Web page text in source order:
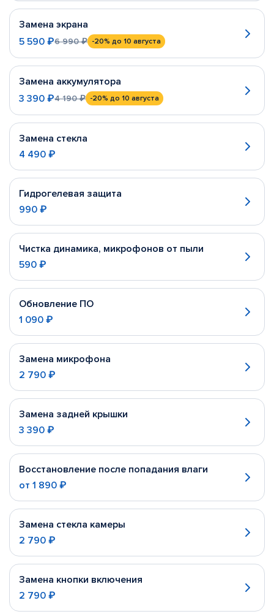
Замена экрана
5 590 ₽6 990 ₽ -20% до 10 августа
Замена аккумулятора
3 390 ₽4 190 ₽ -20% до 10 августа
Замена стекла
4 490 ₽
Гидрогелевая защита
990 ₽
Чистка динамика, микрофонов от пыли
590 ₽
Обновление ПО
1 090 ₽
Замена микрофона
2 790 ₽
Замена задней крышки
3 390 ₽
Восстановление после попадания влаги
от 1 890 ₽
Замена стекла камеры
2 790 ₽
Замена кнопки включения
2 790 ₽